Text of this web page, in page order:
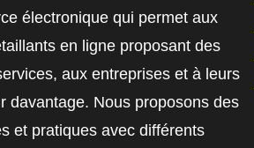
électronique qui permet aux
en ligne proposant des
aux entreprises et à leurs
davantage. Nous proposons des
et pratiques avec différents